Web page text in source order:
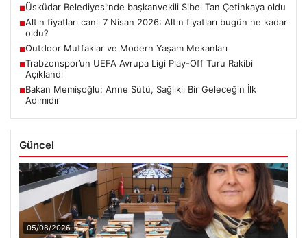
■Üsküdar Belediyesi’nde başkanvekili Sibel Tan Çetinkaya oldu
■Altın fiyatları canlı 7 Nisan 2026: Altın fiyatları bugün ne kadar
oldu?
■Outdoor Mutfaklar ve Modern Yaşam Mekanları
■Trabzonspor’un UEFA Avrupa Ligi Play-Off Turu Rakibi
Açıklandı
■Bakan Memişoğlu: Anne Sütü, Sağlıklı Bir Geleceğin İlk
Adımıdır
Güncel
05/08/2026